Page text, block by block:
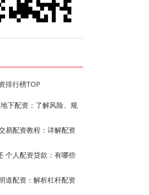
排行榜TOP
下配资：了解风险、规
易配资教程：详解配资
个人配资贷款：有哪些
道配资：解析杠杆配资